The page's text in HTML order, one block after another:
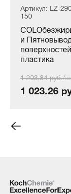
Артикул: LZ-
150
и
пластика
Entfetter, 150
1 203.84 руб./
1 023.26